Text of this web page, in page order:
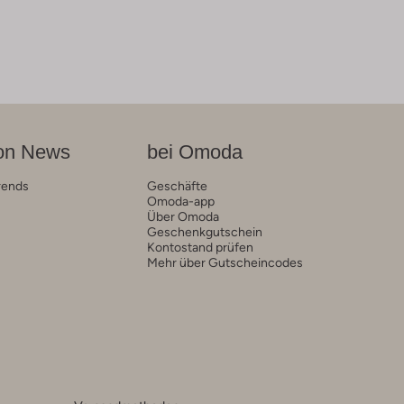
News bei Omoda
Geschäfte
Omoda-app
Über Omoda
Geschenkgutschein
Kontostand prüfen
Mehr über Gutscheincodes